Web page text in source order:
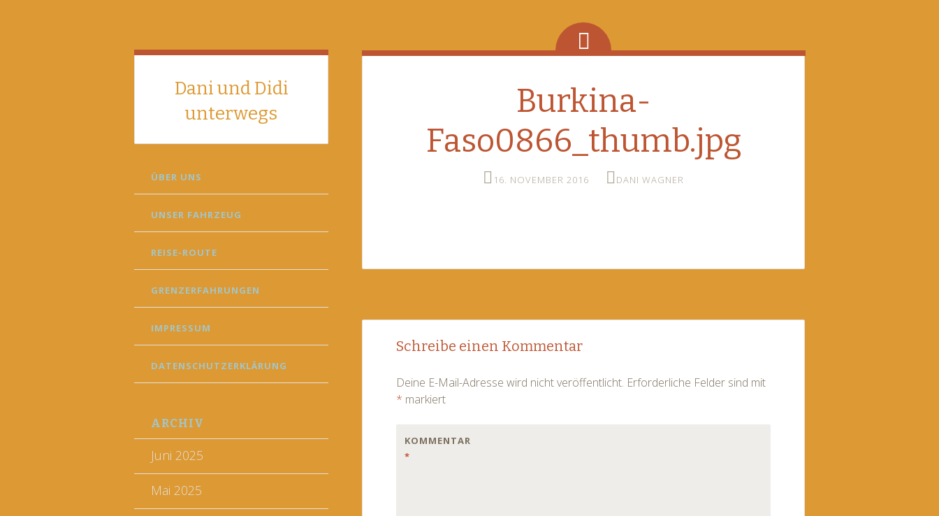
Dani und Didi
unterwegs
SKIP
TO
ÜBER UNS
UNSER FAHRZEUG
REISE-ROUTE
GRENZERFAHRUNGEN
IMPRESSUM
DATENSCHUTZERKLÄRUNG
ARCHIV
Juni 2025
Mai 2025
Burkina-
Faso0866_thumb.jpg
16. NOVEMBER 2016 DANI WAGNER
Post
Schreibe einen Kommentar
Deine E-Mail-Adresse wird nicht veröffentlicht. Erforderliche Felder sind mit
* markiert
KOMMENTAR
*